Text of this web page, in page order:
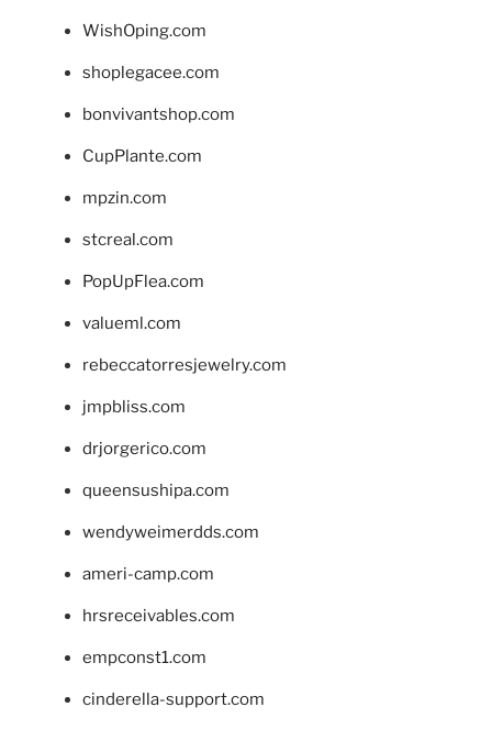
WishOping.com
shoplegacee.com
bonvivantshop.com
CupPlante.com
mpzin.com
stcreal.com
PopUpFlea.com
valueml.com
rebeccatorresjewelry.com
jmpbliss.com
drjorgerico.com
queensushipa.com
wendyweimerdds.com
ameri-camp.com
hrsreceivables.com
empconst1.com
cinderella-support.com